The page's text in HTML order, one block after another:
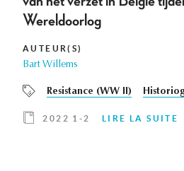
Wereldoorlog
AUTEUR(S)
Bart Willems
Resistance (WW II)
2022 1-2 LIRE LA SUITE